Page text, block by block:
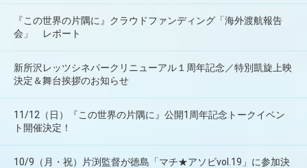
『この世界の片隅に』クラウドファンディング「海外渡航報告
会」 レポート
新所沢レッツシネパークリニューアル１周年記念／特別凱旋上映
決定＆舞台挨拶のお知らせ
11/12（日）『この世界の片隅に』公開1周年記念トークイベン
ト開催決定！
10/9（月・祝）片渕監督が徳島「マチ★アソビvol.19」に参加決